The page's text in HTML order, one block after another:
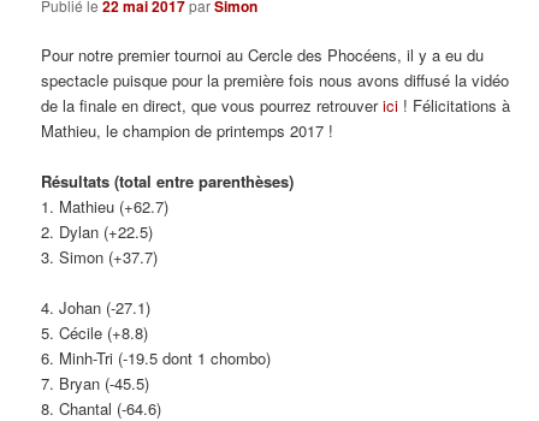
Publié le22 mai 2017parSimon
Pour notre premier tournoi au Cercle des Phocéens, il y a eu du
spectacle puisque pour la première fois nous avons diffusé la vidéo
de la finale en direct, que vous pourrez retrouverici ! Félicitations à
Mathieu, le champion de printemps 2017 !
Résultats (total entre parenthèses)
1. Mathieu (+62.7)
2. Dylan (+22.5)
3. Simon (+37.7)
4. Johan (-27.1)
5. Cécile (+8.8)
6. Minh-Tri (-19.5 dont 1 chombo)
7. Bryan (-45.5)
8. Chantal (-64.6)